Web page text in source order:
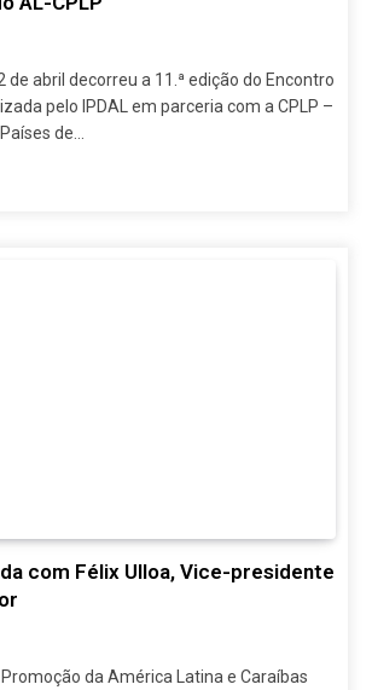
de abril decorreu a 11.ª edição do Encontro
pelo IPDAL em parceria com a CPLP –
de…
com Félix Ulloa, Vice-presidente
da América Latina e Caraíbas